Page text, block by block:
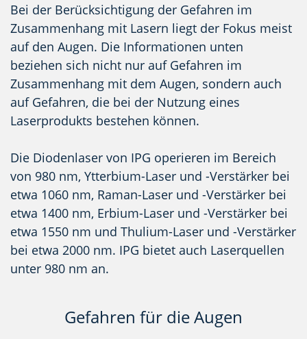
Bei der Berücksichtigung der Gefahren im
Zusammenhang mit Lasern liegt der Fokus meist
auf den Augen. Die Informationen unten
beziehen sich nicht nur auf Gefahren im
Zusammenhang mit dem Augen, sondern auch
auf Gefahren, die bei der Nutzung eines
Laserprodukts bestehen können.
Die Diodenlaser von IPG operieren im Bereich
von 980 nm, Ytterbium-Laser und -Verstärker bei
etwa 1060 nm, Raman-Laser und -Verstärker bei
etwa 1400 nm, Erbium-Laser und -Verstärker bei
etwa 1550 nm und Thulium-Laser und -Verstärker
bei etwa 2000 nm. IPG bietet auch Laserquellen
unter 980 nm an.
Gefahren für die Augen